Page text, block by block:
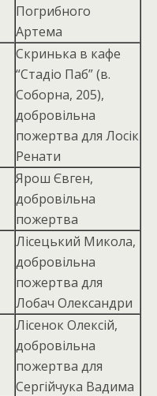
Погрибного
Артема
Скринька в кафе
“Стадіо Паб” (в.
Соборна, 205),
добровільна
пожертва для Лосік
Ренати
Ярош Євген,
добровільна
пожертва
Лісецький Микола,
добровiльна
пожертва для
Лобач Олександри
Лісенок Олексій,
добровільна
пожертва для
Сергійчука Вадима